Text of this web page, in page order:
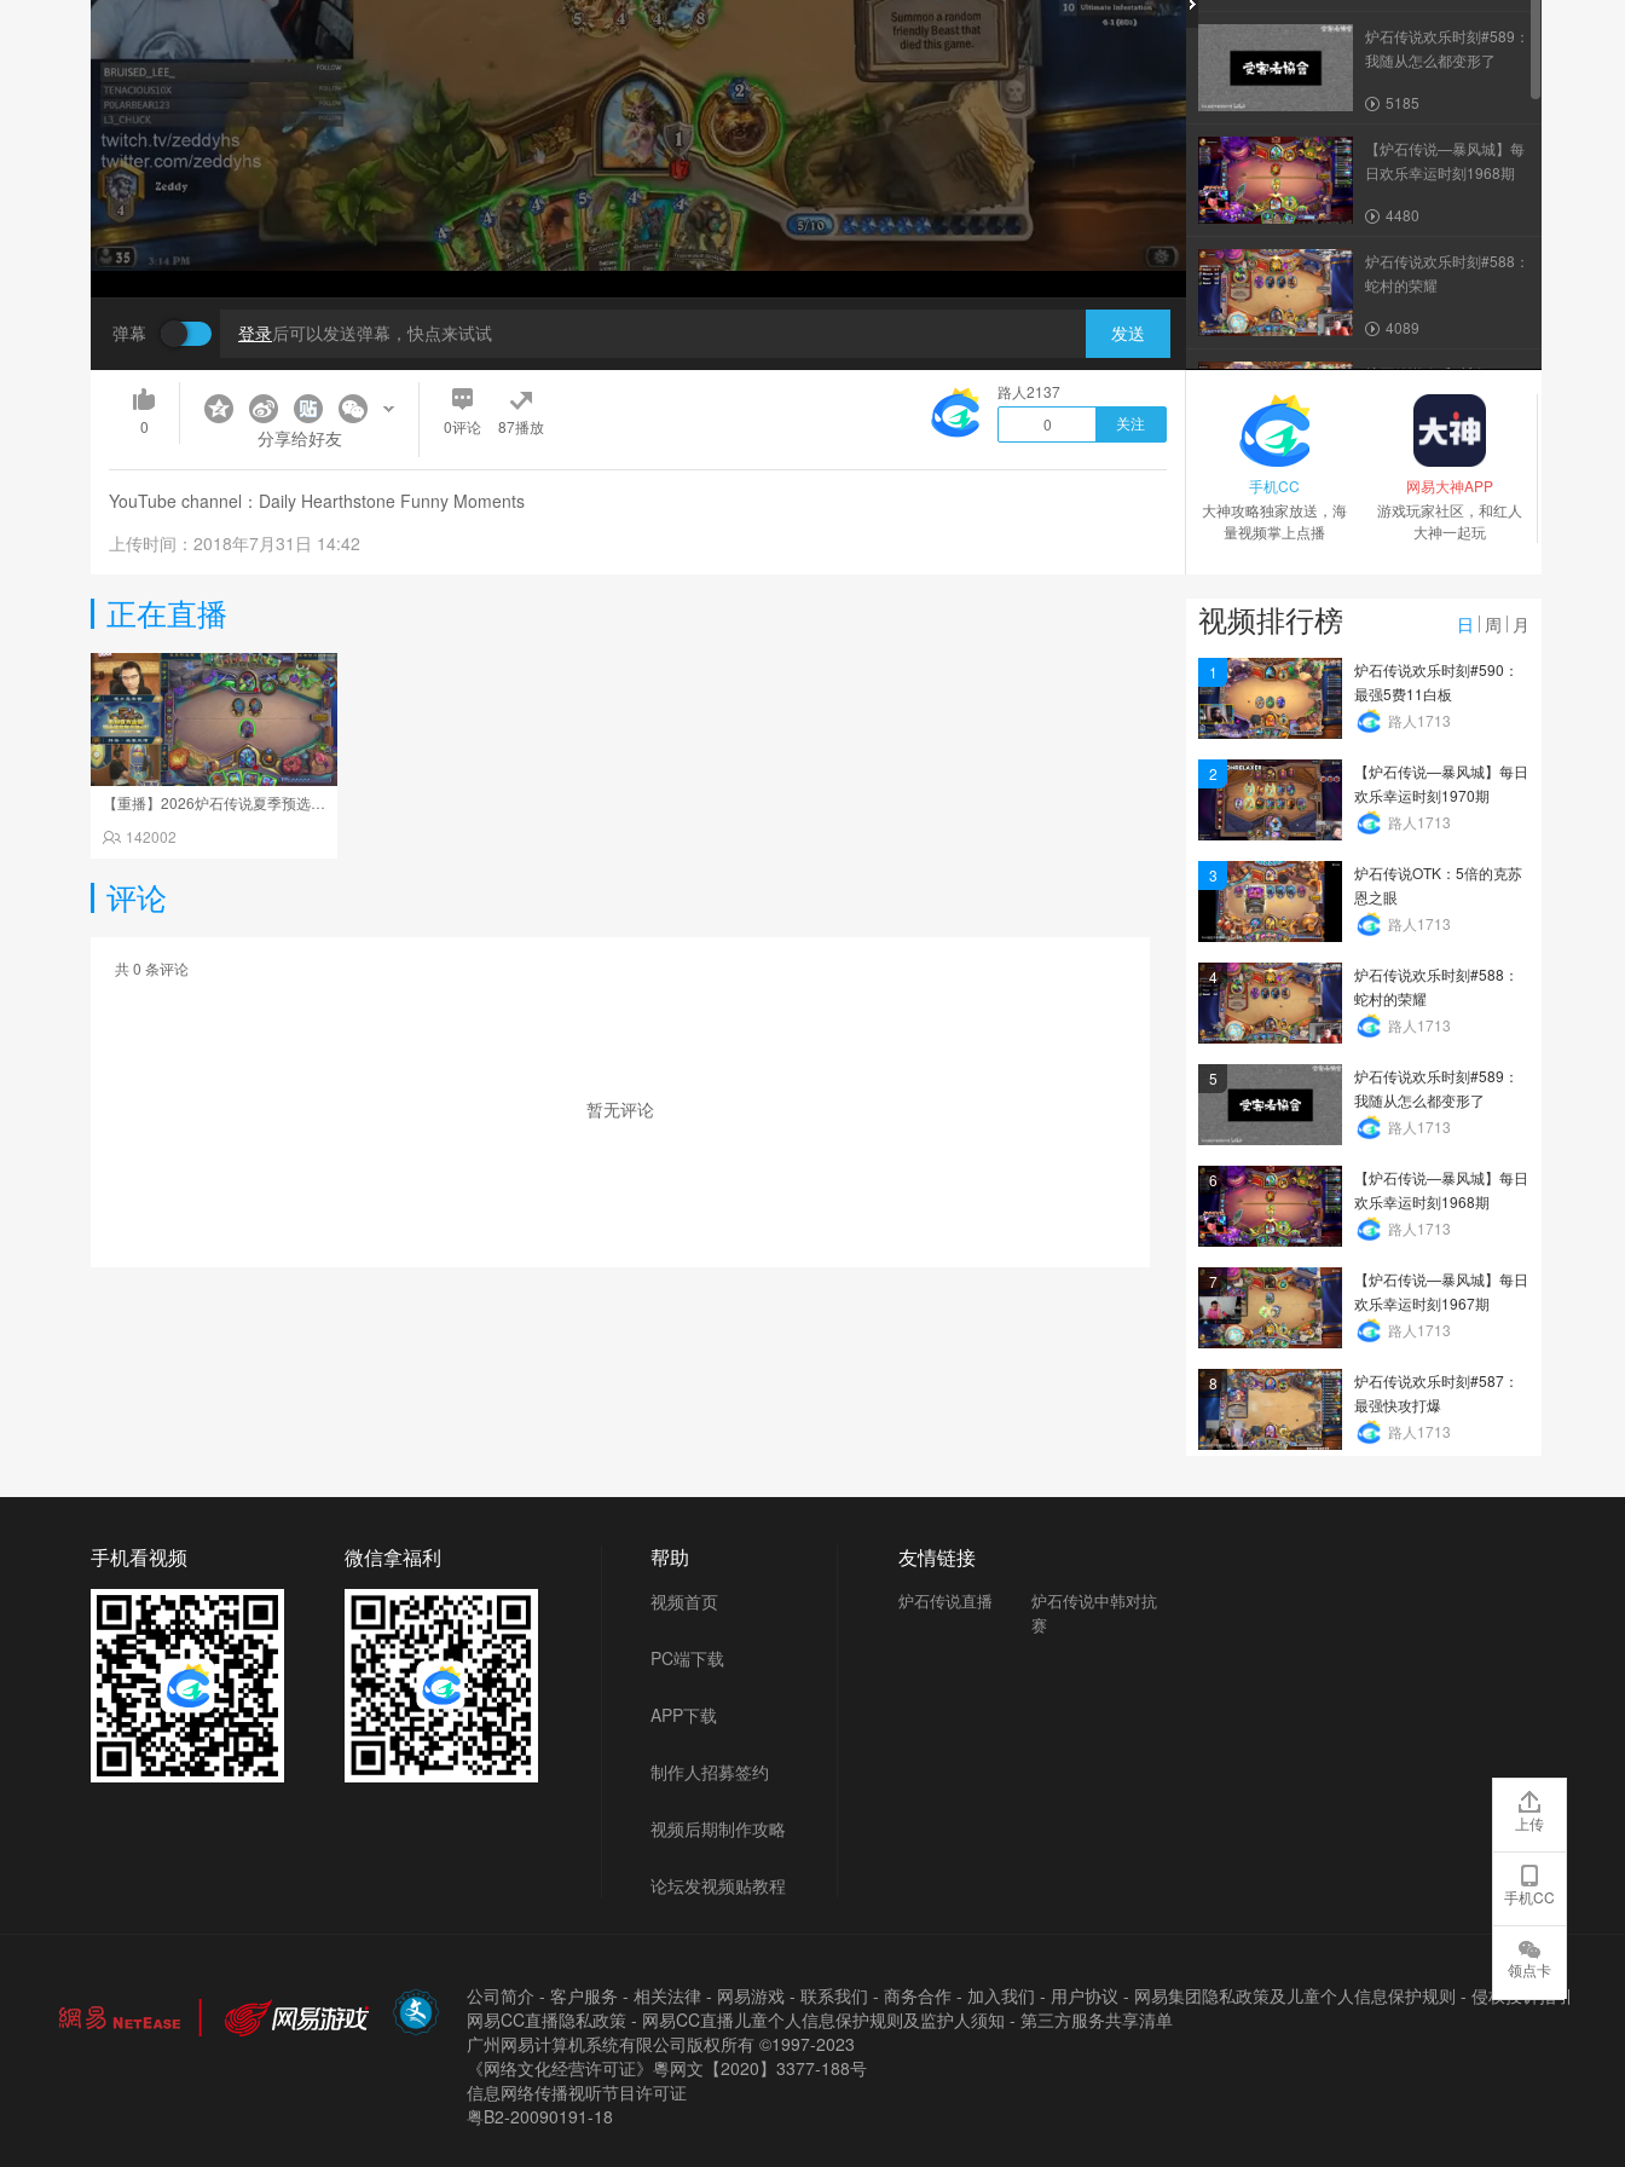
弹幕 登录后可以发送弹幕，快点来试试 发送
炉石传说欢乐时刻#589：
我随从怎么都变形了
5185
【炉石传说—暴风城】每
日欢乐幸运时刻1968期
4480
炉石传说欢乐时刻#588：
蛇村的荣耀
4089
炉石传说欢乐时刻#590：
最强5费11白板
5784
【炉石传说—暴风城】每
日欢乐幸运时刻1970期
日欢乐幸运时刻1966期
2028
【炉石传说—暴风城】每
日欢乐幸运时刻1965期
3289
0 分享给好友 0评论 87播放
路人2137
0
关注
YouTube channel：Daily Hearthstone Funny Moments
上传时间：2018年7月31日 14:42
手机CC
大神攻略独家放送，海
量视频掌上点播
网易大神APP
游戏玩家社区，和红人
大神一起玩
正在直播
142002
评论
共0 条评论
暂无评论
视频排行榜 日 周 月
1
炉石传说欢乐时刻#590：
最强5费11白板
路人1713
2
【炉石传说—暴风城】每日
欢乐幸运时刻1970期
路人1713
3
炉石传说OTK：5倍的克苏
恩之眼
路人1713
4
炉石传说欢乐时刻#588：
蛇村的荣耀
路人1713
5
炉石传说欢乐时刻#589：
我随从怎么都变形了
路人1713
6
【炉石传说—暴风城】每日
欢乐幸运时刻1968期
路人1713
7
【炉石传说—暴风城】每日
欢乐幸运时刻1967期
路人1713
8
炉石传说欢乐时刻#587：
最强快攻打爆
路人1713
手机看视频 微信拿福利 帮助
视频首页
PC端下载
APP下载
制作人招募签约
视频后期制作攻略
论坛发视频贴教程
友情链接
炉石传说直播
炉石传说中韩对抗
赛
公司简介 - 客户服务 - 相关法律 - 网易游戏 - 联系我们 - 商务合作 - 加入我们 - 用户协议 - 网易集团隐私政策及儿童个人信息保护规则 - 侵权投诉指引
网易CC直播隐私政策 - 网易CC直播儿童个人信息保护规则及监护人须知 - 第三方服务共享清单
广州网易计算机系统有限公司版权所有 ©1997-2023
《网络文化经营许可证》粵网文【2020】3377-188号
信息网络传播视听节目许可证
粤B2-20090191-18
上传
手机CC
领点卡